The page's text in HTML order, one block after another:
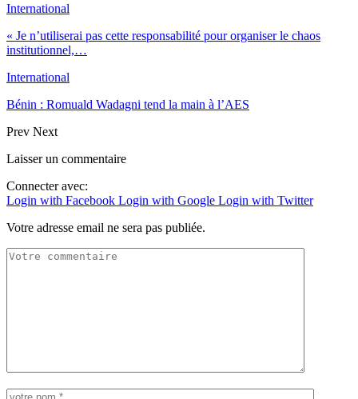
International
« Je n’utiliserai pas cette responsabilité pour organiser le chaos
institutionnel,…
International
Bénin : Romuald Wadagni tend la main à l’AES
Prev Next
Laisser un commentaire
Connecter avec:
Login with Facebook Login with Google Login with Twitter
Votre adresse email ne sera pas publiée.